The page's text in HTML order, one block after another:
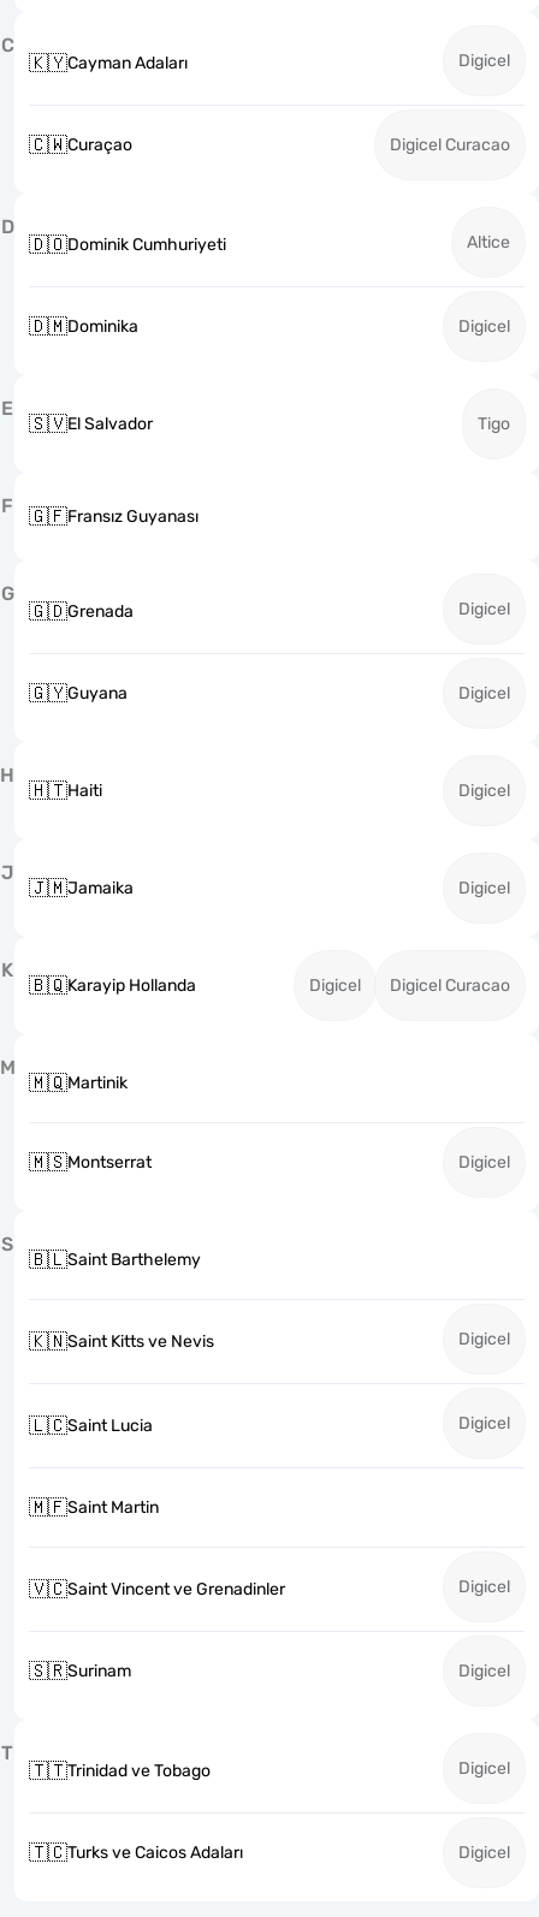
C
🇰🇾Cayman Adaları Digicel
🇨🇼Curaçao Digicel Curacao
D
🇩🇴Dominik Cumhuriyeti Altice
🇩🇲Dominika Digicel
E
🇸🇻El Salvador Tigo
F 🇬🇫Fransız Guyanası
G
🇬🇩Grenada Digicel
🇬🇾Guyana Digicel
H
🇭🇹Haiti Digicel
J
🇯🇲Jamaika Digicel
K
🇧🇶Karayip Hollanda Digicel Digicel Curacao
M
🇲🇶Martinik
🇲🇸Montserrat Digicel
S
🇧🇱Saint Barthelemy
🇰🇳Saint Kitts ve Nevis Digicel
🇱🇨Saint Lucia Digicel
🇲🇫Saint Martin
🇻🇨Saint Vincent ve Grenadinler Digicel
🇸🇷Surinam Digicel
T
🇹🇹Trinidad ve Tobago Digicel
🇹🇨Turks ve Caicos Adaları Digicel